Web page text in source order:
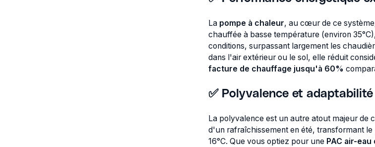
La pompe à chaleur, au cœur de ce
chauffée à basse température (environ
conditions, surpassant largement les
dans l'air extérieur ou le sol, elle réduit
facture de chauffage jusqu'à 60%
✅ Polyvalence et adaptabilité
La polyvalence est un autre atout majeur de
d'un rafraîchissement en été, transformant
16°C. Que vous optiez pour une PAC air-